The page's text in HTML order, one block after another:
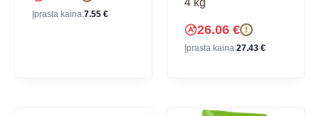
Įprasta kaina:7.55 €
4 kg
26.06 € !
Įprasta kaina:27.43 €